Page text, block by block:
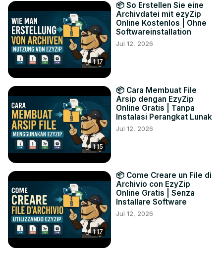
1:17
📦 So Erstellen Sie eine
Archivdatei mit ezyZip
Online Kostenlos | Ohne
Softwareinstallation
Jul 12, 2026
1:15
📦 Cara Membuat File
Arsip dengan EzyZip
Online Gratis | Tanpa
Instalasi Perangkat Lunak
Jul 12, 2026
1:17
📦 Come Creare un File di
Archivio con EzyZip
Online Gratis | Senza
Installare Software
Jul 12, 2026